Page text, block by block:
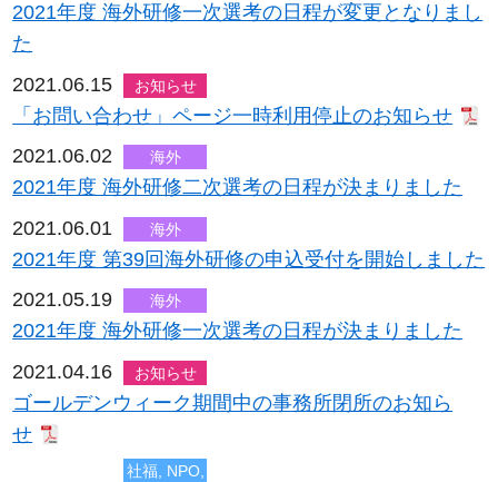
2021年度 海外研修一次選考の日程が変更となりまし
た
2021.06.15
お知らせ
「お問い合わせ」ページ一時利用停止のお知らせ
2021.06.02
海外
2021年度 海外研修二次選考の日程が決まりました
2021.06.01
海外
2021年度 第39回海外研修の申込受付を開始しました
2021.05.19
海外
2021年度 海外研修一次選考の日程が決まりました
2021.04.16
お知らせ
ゴールデンウィーク期間中の事務所閉所のお知ら
せ
社福, NPO,